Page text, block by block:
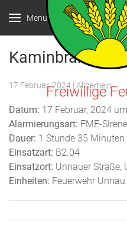
Menu
Freiwillige
Kaminbrand
17 Februar, 2024 | Allgemein
Datum: 17 Februar, 2024
Alarmierungsart: FME-Sirene
Dauer: 1 Stunde 35 Minuten
Einsatzart: B2.04
Einsatzort: Unnauer Straße,
Einheiten: Feuerwehr Unnau